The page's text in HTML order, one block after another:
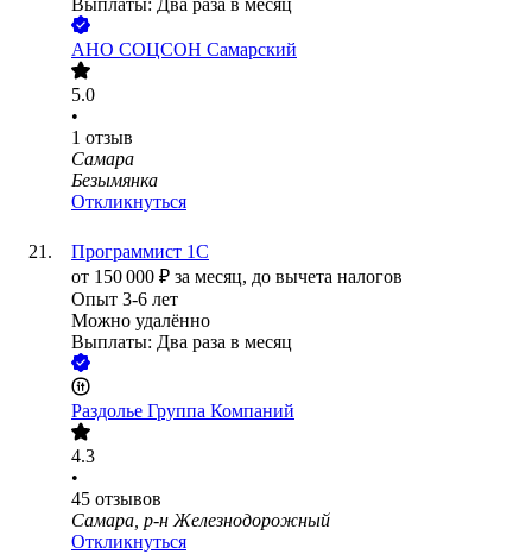
Выплаты: Два раза в месяц
АНО СОЦСОН Самарский
5.0
•
1 отзыв
Самара
Безымянка
Откликнуться
Программист 1С
от 150 000 ₽ за месяц, до вычета налогов
Опыт 3-6 лет
Можно удалённо
Выплаты: Два раза в месяц
Раздолье Группа Компаний
4.3
•
45 отзывов
Самара, р-н Железнодорожный
Откликнуться